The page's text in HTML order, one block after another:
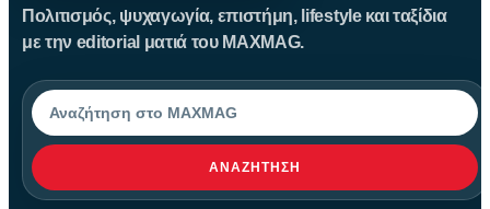
Πολιτισμός, ψυχαγωγία, επιστήμη, lifestyle και ταξίδια
με την editorial ματιά του MAXMAG.
Αναζήτηση
ΑΝΑΖΉΤΗΣΗ